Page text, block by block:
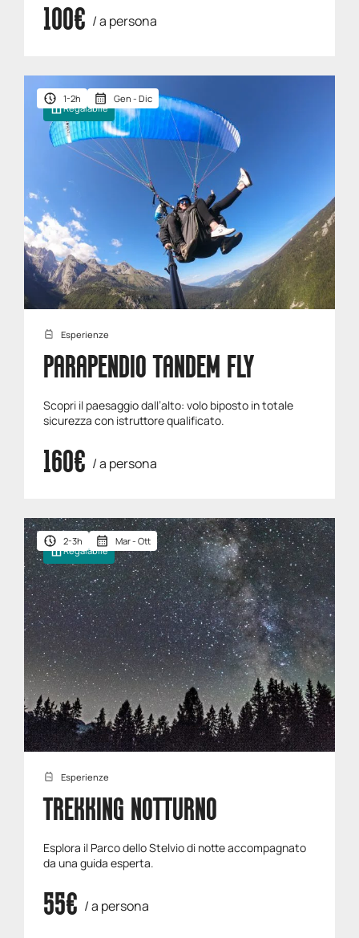
100€ / a persona
Regalabile
1-2h Gen - Dic
Esperienze
PARAPENDIO TANDEM FLY
Scopri il paesaggio dall’alto: volo biposto in totale
sicurezza con istruttore qualificato.
160€ / a persona
Regalabile
2-3h Mar - Ott
Esperienze
TREKKING NOTTURNO
Esplora il Parco dello Stelvio di notte accompagnato
da una guida esperta.
55€ / a persona